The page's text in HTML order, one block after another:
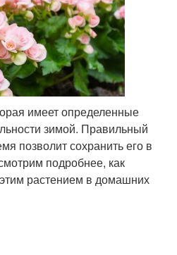
имеет определенные
зимой. Правильный
позволит сохранить его в
подробнее, как
растением в домашних